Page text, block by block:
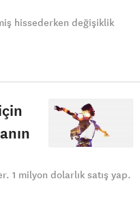
hissederken değişiklik
1 milyon dolarlık satış yap.